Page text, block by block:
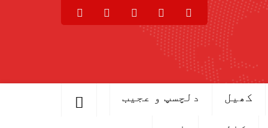
کھیل دلچسپ و عجیب